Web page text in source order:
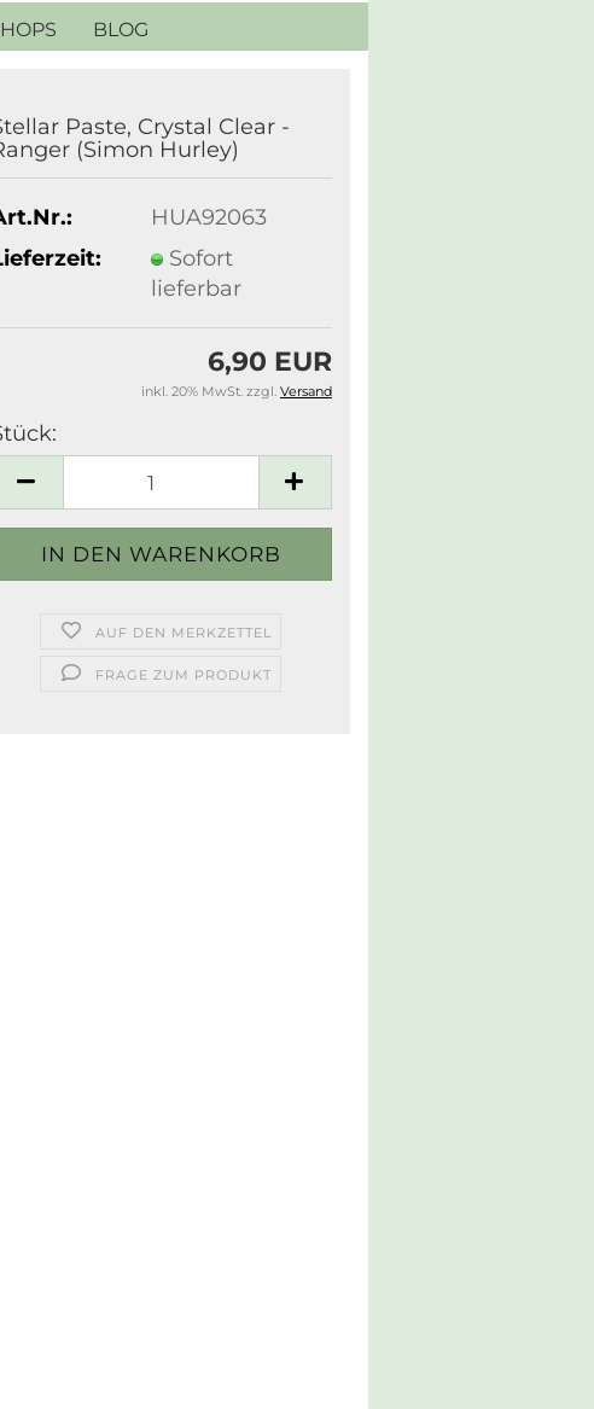
BLOG
Paste, Crystal Clear -
(Simon Hurley)
HUA92063
Sofort
lieferbar
6,90 EUR
inkl. 20% MwSt. zzgl. Versand
Stück
AUF DEN MERKZETTEL
FRAGE ZUM PRODUKT